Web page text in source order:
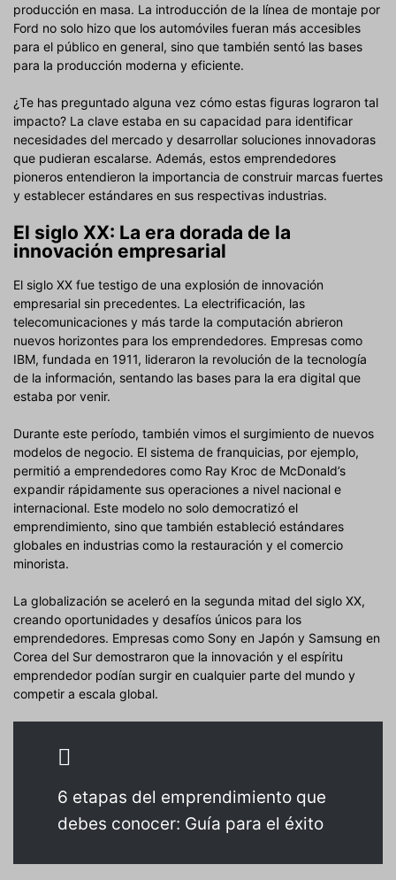
producción en masa. La introducción de la línea de montaje por
Ford no solo hizo que los automóviles fueran más accesibles
para el público en general, sino que también sentó las bases
para la producción moderna y eficiente.
¿Te has preguntado alguna vez cómo estas figuras lograron tal
impacto? La clave estaba en su capacidad para identificar
necesidades del mercado y desarrollar soluciones innovadoras
que pudieran escalarse. Además, estos emprendedores
pioneros entendieron la importancia de construir marcas fuertes
y establecer estándares en sus respectivas industrias.
El siglo XX: La era dorada de la
innovación empresarial
El siglo XX fue testigo de una explosión de innovación
empresarial sin precedentes. La electrificación, las
telecomunicaciones y más tarde la computación abrieron
nuevos horizontes para los emprendedores. Empresas como
IBM, fundada en 1911, lideraron la revolución de la tecnología
de la información, sentando las bases para la era digital que
estaba por venir.
Durante este período, también vimos el surgimiento de nuevos
modelos de negocio. El sistema de franquicias, por ejemplo,
permitió a emprendedores como Ray Kroc de McDonald’s
expandir rápidamente sus operaciones a nivel nacional e
internacional. Este modelo no solo democratizó el
emprendimiento, sino que también estableció estándares
globales en industrias como la restauración y el comercio
minorista.
La globalización se aceleró en la segunda mitad del siglo XX,
creando oportunidades y desafíos únicos para los
emprendedores. Empresas como Sony en Japón y Samsung en
Corea del Sur demostraron que la innovación y el espíritu
emprendedor podían surgir en cualquier parte del mundo y
competir a escala global.
6 etapas del emprendimiento que
debes conocer: Guía para el éxito